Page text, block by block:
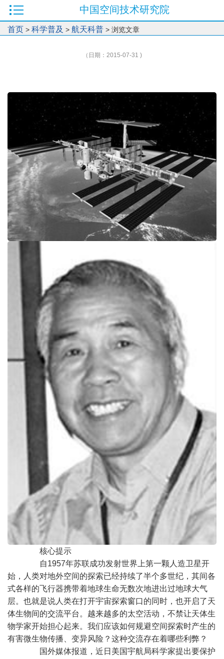
中国空间技术研究院
首页 > 科学普及 > 航天科普 > 浏览文章
（日期：2015-07-31 )
核心提示
自1957年苏联成功发射世界上第一颗人造卫星开
始，人类对地外空间的探索已经持续了半个多世纪，其间各
式各样的飞行器携带着地球生命无数次地进出过地球大气
层。也就是说人类在打开宇宙探索窗口的同时，也开启了天
体生物间的交流平台。越来越多的太空活动，不禁让天体生
物学家开始担心起来。我们应该如何规避空间探索时产生的
有害微生物传播、变异风险？这种交流存在着哪些利弊？
国外媒体报道，近日美国宇航局科学家提出要保护